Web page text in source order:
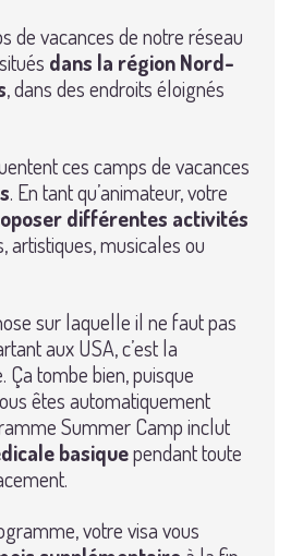
de vacances de notre réseau
dans la région Nord-
, dans des endroits éloignés
ces camps de vacances
. En tant qu’animateur, votre
différentes activités
artistiques, musicales ou
sur laquelle il ne faut pas
aux USA, c’est la
tombe bien, puisque
êtes automatiquement
Summer Camp inclut
basiquependant toute
votre visa vous